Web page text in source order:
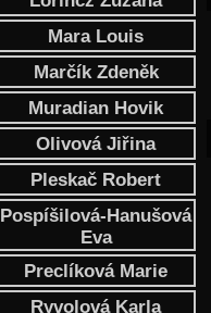
Mara Louis
Marčík Zdeněk
Muradian Hovik
Olivová Jiřina
Pleskač Robert
Pospíšilová-Hanušová
Eva
Preclíková Marie
Ryvolová Karla